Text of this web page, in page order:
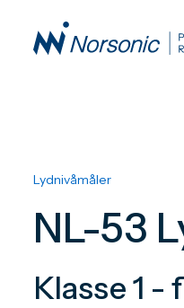
Lydnivåmåler
NL-53
Klasse 1 -